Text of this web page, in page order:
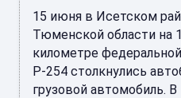
15 июня в Исетском
Тюменской области на
километре
Р-254 столкнулись
грузовой автомобиль. В